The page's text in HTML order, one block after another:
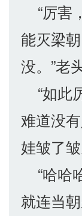
“厉害
能灭梁
没。”老
“如此
难道没
娃皱了皱
“哈哈
就连当